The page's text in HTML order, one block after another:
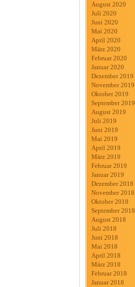
August 2020
Juli 2020
Juni 2020
Mai 2020
April 2020
März 2020
Februar 2020
Januar 2020
Dezember 2019
November 2019
Oktober 2019
September 2019
August 2019
Juli 2019
Juni 2019
Mai 2019
April 2019
März 2019
Februar 2019
Januar 2019
Dezember 2018
November 2018
Oktober 2018
September 2018
August 2018
Juli 2018
Juni 2018
Mai 2018
April 2018
März 2018
Februar 2018
Januar 2018